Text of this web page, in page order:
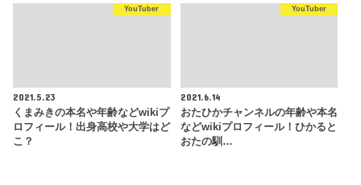
YouTuber
2021.5.23
くまみきの本名や年齢などwikiプ
ロフィール！出身高校や大学はど
こ？
YouTuber
2021.6.14
おたひかチャンネルの年齢や本名
などwikiプロフィール！ひかると
おたの馴…